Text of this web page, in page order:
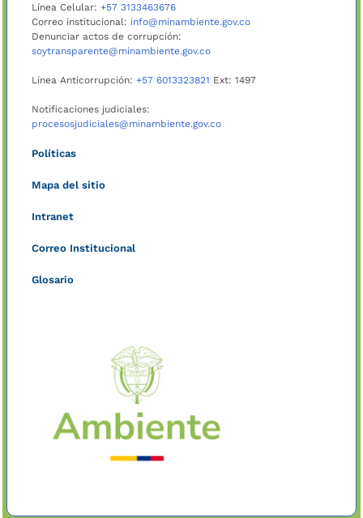
Línea Celular: +57 3133463676
Correo institucional: info@minambiente.gov.co
Denunciar actos de corrupción:
soytransparente@minambiente.gov.co
Línea Anticorrupción: +57 6013323821 Ext: 1497
Notificaciones judiciales:
procesosjudiciales@minambiente.gov.co
Políticas
Mapa del sitio
Intranet
Correo Institucional
Glosario